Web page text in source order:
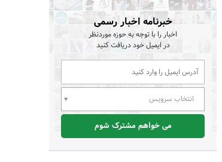
خبرنامه اخبار رسمی
اخبار را با توجه به حوزه موردنظر
در ایمیل خود دریافت کنید
انتخاب سرویس
می خواهم مشترک شوم